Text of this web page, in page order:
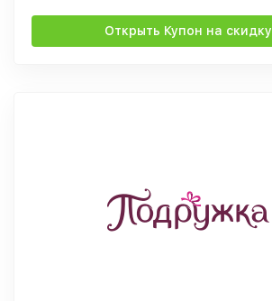
Открыть Купон на скидку